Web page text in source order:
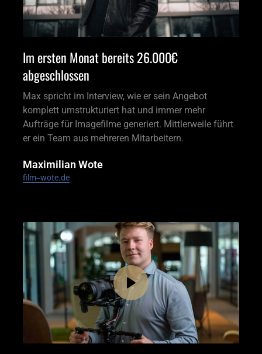
Im ersten Monat bereits 26.000€
abgeschlossen
Max spricht im Interview, wie er sein Angebot
komplett umstrukturiert hat und immer mehr
Aufträge für Imagefilme generiert. Mittlerweile führt
er ein Team aus mehreren Mitarbeitern.
Maximilian Wote
film‒wote.de